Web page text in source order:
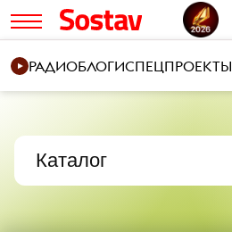
РАДИОБЛОГИСПЕЦПРОЕКТЫ
Каталог